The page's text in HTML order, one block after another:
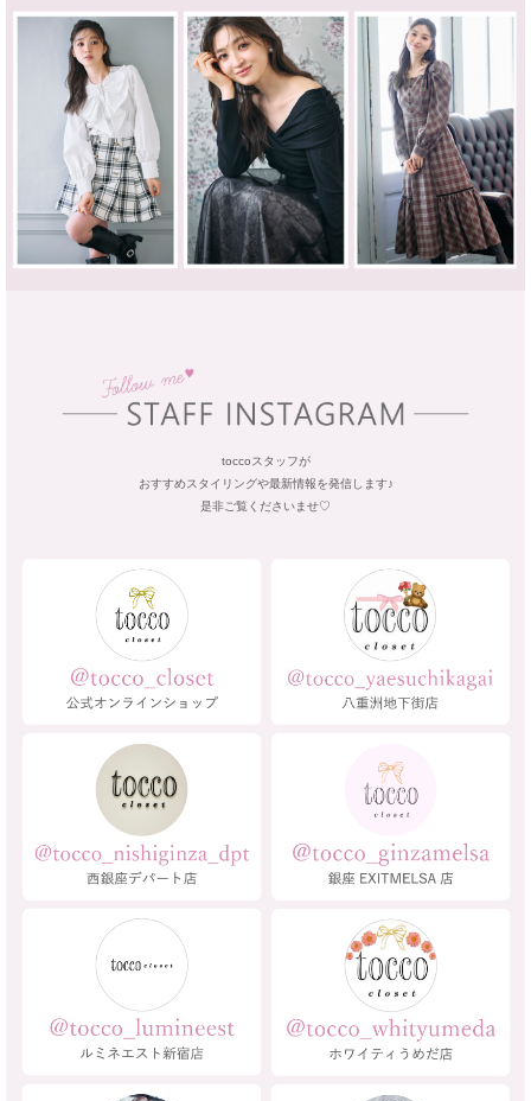
toccoスタッフが
おすすめスタイリングや最新情報を発信します♪
是非ご覧くださいませ♡